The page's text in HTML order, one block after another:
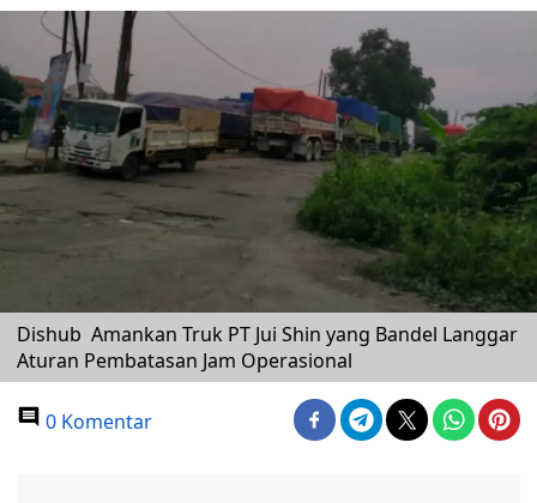
Dishub Amankan Truk PT Jui Shin yang Bandel Langgar
Aturan Pembatasan Jam Operasional
0 Komentar